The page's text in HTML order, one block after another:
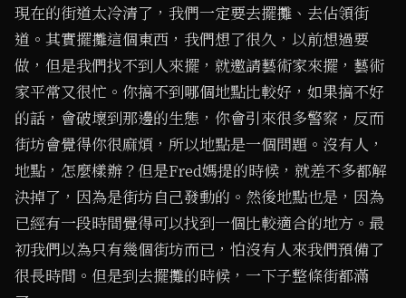
現在的街道太冷清了，我們一定要去擺攤、去佔領街
道。其實擺攤這個東西，我們想了很久，以前想過要
做，但是我們找不到人來擺，就邀請藝術家來擺，藝術
家平常又很忙。你搞不到哪個地點比較好，如果搞不好
的話，會破壞到那邊的生態，你會引來很多警察，反而
街坊會覺得你很麻煩，所以地點是一個問題。沒有人，
地點，怎麼樣辦？但是Fred媽提的時候，就差不多都解
決掉了，因為是街坊自己發動的。然後地點也是，因為
已經有一段時間覺得可以找到一個比較適合的地方。最
初我們以為只有幾個街坊而已，怕沒有人來我們預備了
很長時間。但是到去擺攤的時候，一下子整條街都滿